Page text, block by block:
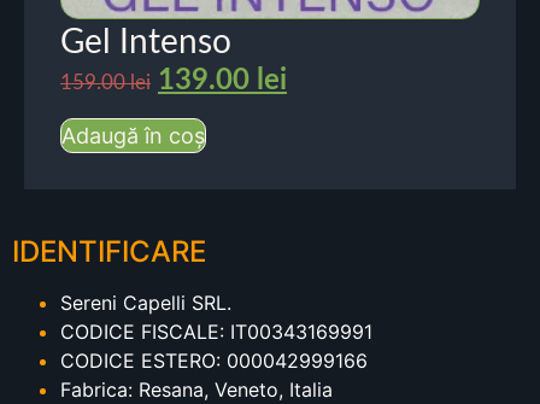
Gel Intenso
159.00lei 139.00 lei
Adaugă în coș
IDENTIFICARE
Sereni Capelli SRL.
CODICE FISCALE: IT00343169991
CODICE ESTERO: 000042999166
Fabrica: Resana, Veneto, Italia